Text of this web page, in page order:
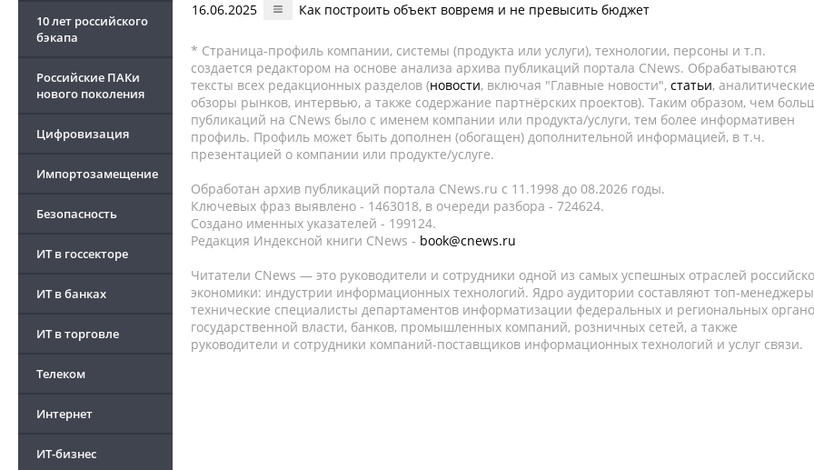
10 лет российского
бэкапа
Российские ПАКи
нового поколения
Цифровизация
Импортозамещение
Безопасность
ИТ в госсекторе
ИТ в банках
ИТ в торговле
Телеком
Интернет
ИТ-бизнес
16.06.2025 Как построить объект вовремя и не превысить бюджет
* Страница-профиль компании, системы (продукта или услуги), технологии, персоны и т.п.
создается редактором на основе анализа архива публикаций портала CNews. Обрабатываются
тексты всех редакционных разделов (новости, включая "Главные новости", статьи, аналитические
обзоры рынков, интервью, а также содержание партнёрских проектов). Таким образом, чем
публикаций на CNews было с именем компании или продукта/услуги, тем более информативен
профиль. Профиль может быть дополнен (обогащен) дополнительной информацией, в т.ч.
презентацией о компании или продукте/услуге.
Обработан архив публикаций портала CNews.ru c 11.1998 до 08.2026 годы.
Ключевых фраз выявлено - 1463018, в очереди разбора - 724624.
Создано именных указателей - 199124.
Редакция Индексной книги CNews - book@cnews.ru
Читатели CNews — это руководители и сотрудники одной из самых успешных отраслей
экономики: индустрии информационных технологий. Ядро аудитории составляют топ-
технические специалисты департаментов информатизации федеральных и региональных
государственной власти, банков, промышленных компаний, розничных сетей, а также
руководители и сотрудники компаний-поставщиков информационных технологий и услуг связи.